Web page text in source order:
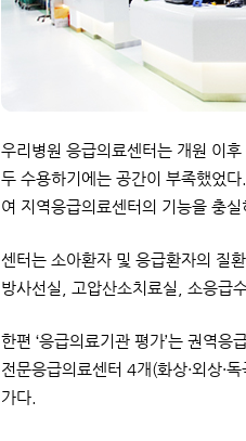
우리병원 응급의료센터는 개원 이
두 수용하기에는 공간이 부족했었
여 지역응급의료센터의 기능을 충
센터는 소아환자 및 응급환자의 질
방사선실, 고압산소치료실, 소응급
한편 ‘응급의료기관 평가’는 권역
전문응급의료센터 4개(화상·외상·
가다.